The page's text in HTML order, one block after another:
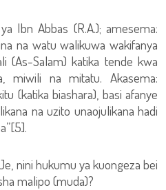
Ibn Abbas (R.A.); amesema:
na watu walikuwa wakifanya
(As-Salam) katika tende kwa
miwili na mitatu. Akasema:
(katika biashara), basi afanye
na uzito unaojulikana hadi
nini hukumu ya kuongeza bei
malipo (muda)?